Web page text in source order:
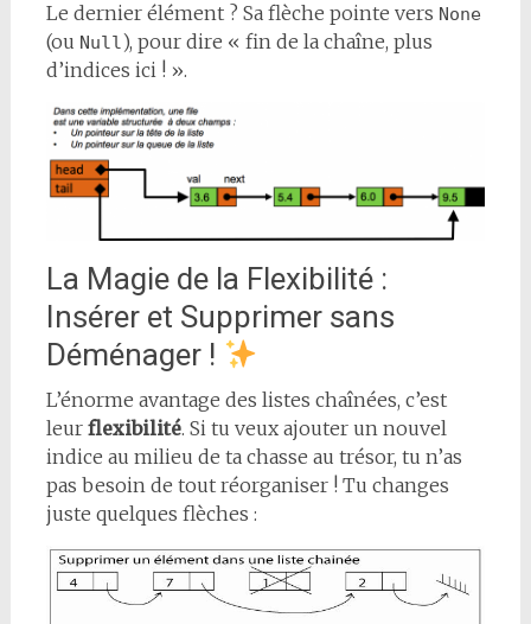
Le dernier élément ? Sa flèche pointe vers None
(ou Null), pour dire « fin de la chaîne, plus
d’indices ici ! ».
La Magie de la Flexibilité :
Insérer et Supprimer sans
Déménager !
L’énorme avantage des listes chaînées, c’est
leur flexibilité. Si tu veux ajouter un nouvel
indice au milieu de ta chasse au trésor, tu n’as
pas besoin de tout réorganiser ! Tu changes
juste quelques flèches :